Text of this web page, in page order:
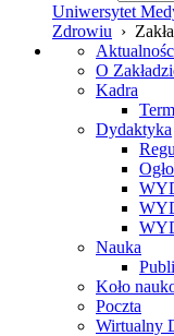
Uniwersytet
Zdrowiu ›
O
Kadra
Dydaktyka
Nauka
Koło
Poczta
Wirtualny